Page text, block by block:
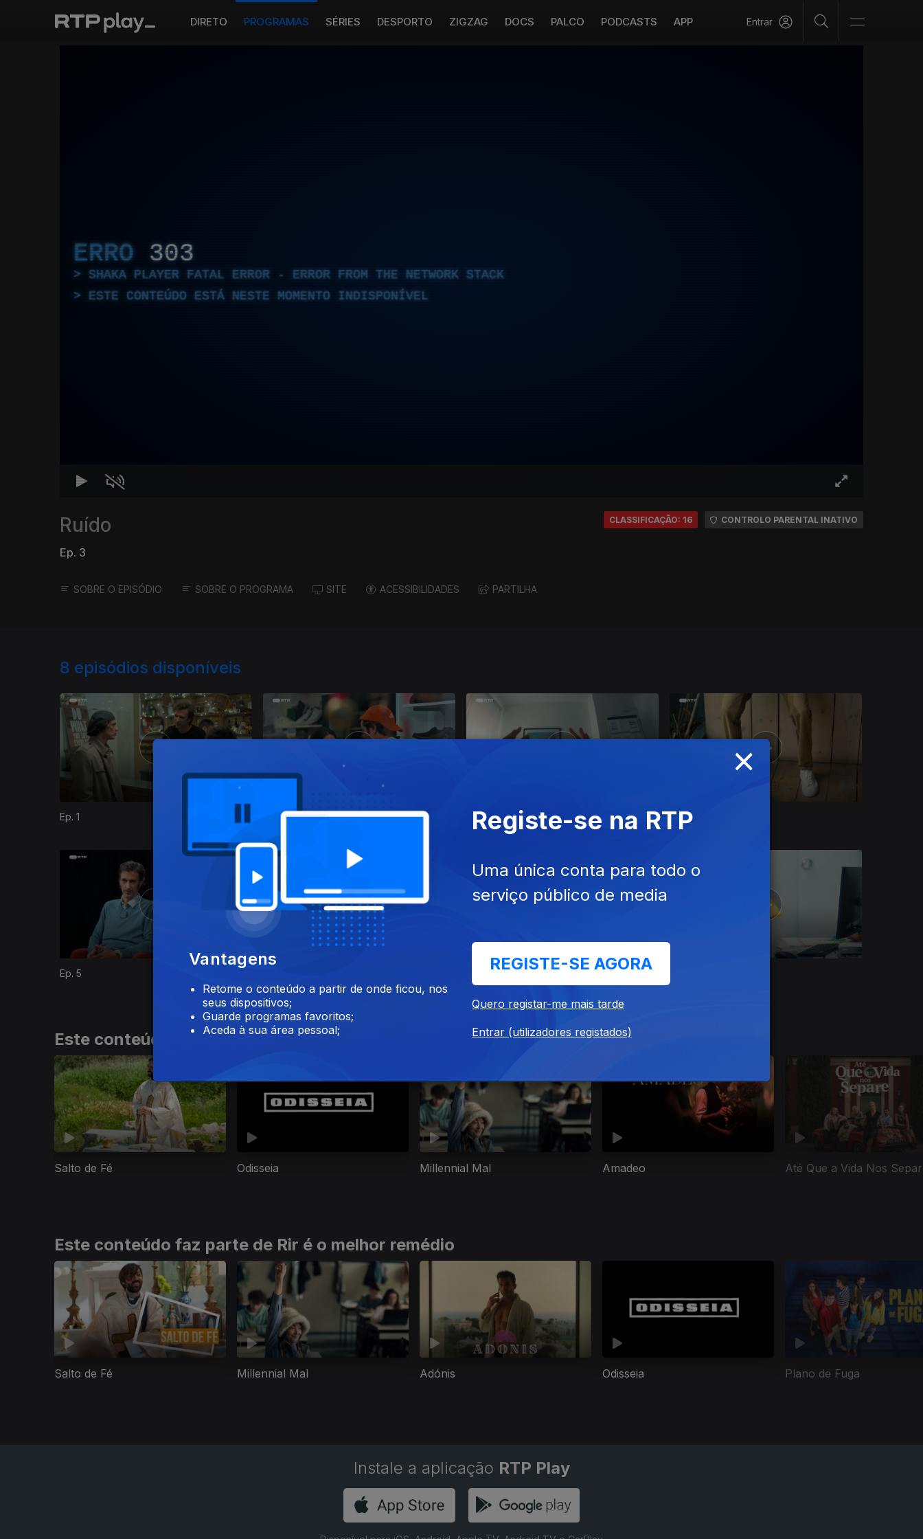
DIRETO PROGRAMAS SÉRIES DESPORTO ZIGZAG DOCS PALCO PODCASTS APP Entrar
ERRO 303
SHAKA PLAYER FATAL ERROR - ERROR FROM THE NETWORK STACK
ESTE CONTEÚDO ESTÁ NESTE MOMENTO INDISPONÍVEL
Ruído
Ep. 3
CLASSIFICAÇÃO: 16 CONTROLO PARENTAL INATIVO
SOBRE O EPISÓDIO SOBRE O PROGRAMA SITE ACESSIBILIDADES PARTILHA
8 episódios disponíveis
Ep. 1 Ep. 2 Ep. 3 Ep. 4
Ep. 5
859592
Este conteúdo faz parte de Séries nacionais
Salto de Fé Odisseia Millennial Mal Amadeo Até Que a Vida Nos
Este conteúdo faz parte de Rir é o melhor remédio
Salto de Fé Millennial Mal Adónis Odisseia Plano de Fuga
Instale a aplicação RTP Play
×
Vantagens
Retome o conteúdo a partir de onde ficou, nos
seus dispositivos;
Guarde programas favoritos;
Aceda à sua área pessoal;
Registe-se na RTP
Uma única conta para todo o
serviço público de media
REGISTE-SE AGORA
Quero registar-me mais tarde
Entrar (utilizadores registados)